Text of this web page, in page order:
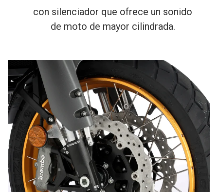
con silenciador que ofrece un sonido
de moto de mayor cilindrada.